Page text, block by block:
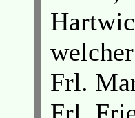
Frl.